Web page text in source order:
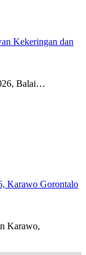
Kekeringan dan
Balai…
Karawo Gorontalo
Karawo,